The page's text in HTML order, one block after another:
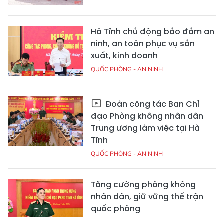
Hà Tĩnh chủ động bảo đảm an
ninh, an toàn phục vụ sản
xuất, kinh doanh
QUỐC PHÒNG - AN NINH
Đoàn công tác Ban Chỉ
đạo Phòng không nhân dân
Trung ương làm việc tại Hà
Tĩnh
QUỐC PHÒNG - AN NINH
Tăng cường phòng không
nhân dân, giữ vững thế trận
quốc phòng